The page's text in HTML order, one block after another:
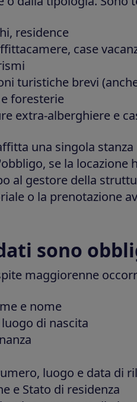
residence
case
turistiche brevi
foresterie
extra-alberghiere e
una singola
se la locazione
al gestore della
o la prenotazione
sono
maggiorenne
e nome
di nascita
luogo e data di
e Stato di residenza